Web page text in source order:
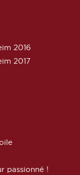
2016
2017
passionné !